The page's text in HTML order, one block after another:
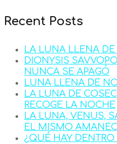
Recent Posts
LA LUNA LLENA DE
DIONYSIS
NUNCA SE APAGÓ
LUNA LLENA DE
LA LUNA DE
RECOGE LA NOCHE
LA LUNA, VENUS,
EL MISMO
¿QUÉ HAY DENTRO